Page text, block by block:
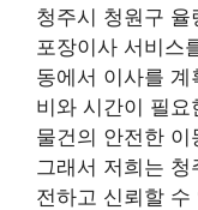
청주시 청원구
포장이사 서비스
동에서 이사를
비와 시간이 필
물건의 안전한
그래서 저희는
전하고 신뢰할